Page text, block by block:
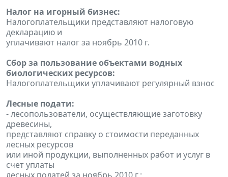
Налог на игорный бизнес:
Налогоплательщики представляют налоговую
декларацию и
уплачивают налог за ноябрь 2010 г.
Сбор за пользование объектами водных
биологических ресурсов:
Налогоплательщики уплачивают регулярный взнос
Лесные подати:
- лесопользователи, осуществляющие заготовку
древесины,
представляют справку о стоимости переданных
лесных ресурсов
или иной продукции, выполненных работ и услуг в
счет уплаты